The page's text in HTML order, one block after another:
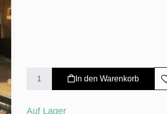
In den Warenkorb
Auf Lager